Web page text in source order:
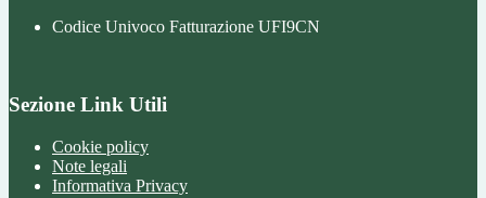
Codice Univoco Fatturazione UFI9CN
Sezione Link Utili
Cookie policy
Note legali
Informativa Privacy